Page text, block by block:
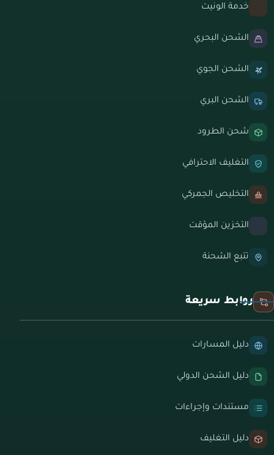
خدمة الونيت
الشحن البحري
الشحن الجوي
الشحن البري
شحن الطرود
التغليف الاحترافي
التخليص الجمركي
التخزين المؤقت
تتبع الشحنة
روابط سريعة
دليل المسارات
دليل الشحن الدولي
مستندات وإجراءات
دليل التغليف